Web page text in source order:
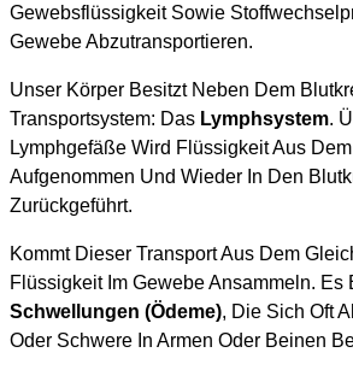
Gewebsflüssigkeit Sowie
Gewebe Abzutransportieren.
Unser Körper Besitzt Neben Dem
Transportsystem: Das Lymphsystem.
Lymphgefäße Wird Flüssigkeit Aus
Aufgenommen Und Wieder In Den
Zurückgeführt.
Kommt Dieser Transport Aus Dem
Flüssigkeit Im Gewebe Ansammeln. Es
Schwellungen (Ödeme), Die Sich Oft
Oder Schwere In Armen Oder Beinen